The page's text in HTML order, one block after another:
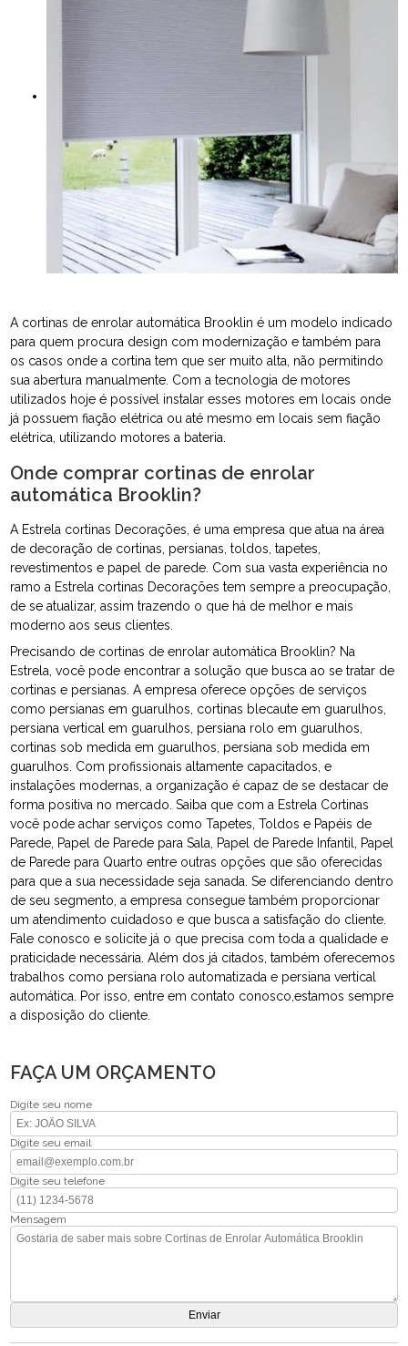
A cortinas de enrolar automática Brooklin é um modelo indicado
para quem procura design com modernização e também para
os casos onde a cortina tem que ser muito alta, não permitindo
sua abertura manualmente. Com a tecnologia de motores
utilizados hoje é possível instalar esses motores em locais onde
já possuem fiação elétrica ou até mesmo em locais sem fiação
elétrica, utilizando motores a bateria.
Onde comprar cortinas de enrolar
automática Brooklin?
A Estrela cortinas Decorações, é uma empresa que atua na área
de decoração de cortinas, persianas, toldos, tapetes,
revestimentos e papel de parede. Com sua vasta experiência no
ramo a Estrela cortinas Decorações tem sempre a preocupação,
de se atualizar, assim trazendo o que há de melhor e mais
moderno aos seus clientes.
Precisando de cortinas de enrolar automática Brooklin? Na
Estrela, você pode encontrar a solução que busca ao se tratar de
cortinas e persianas. A empresa oferece opções de serviços
como persianas em guarulhos, cortinas blecaute em guarulhos,
persiana vertical em guarulhos, persiana rolo em guarulhos,
cortinas sob medida em guarulhos, persiana sob medida em
guarulhos. Com profissionais altamente capacitados, e
instalações modernas, a organização é capaz de se destacar de
forma positiva no mercado. Saiba que com a Estrela Cortinas
você pode achar serviços como Tapetes, Toldos e Papéis de
Parede, Papel de Parede para Sala, Papel de Parede Infantil, Papel
de Parede para Quarto entre outras opções que são oferecidas
para que a sua necessidade seja sanada. Se diferenciando dentro
de seu segmento, a empresa consegue também proporcionar
um atendimento cuidadoso e que busca a satisfação do cliente.
Fale conosco e solicite já o que precisa com toda a qualidade e
praticidade necessária. Além dos já citados, também oferecemos
trabalhos como persiana rolo automatizada e persiana vertical
automática. Por isso, entre em contato conosco,estamos sempre
a disposição do cliente.
FAÇA UM ORÇAMENTO
Digite seu nome
Digite seu email
Digite seu telefone
Mensagem